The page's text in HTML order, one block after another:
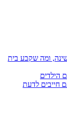
ומה שקבע בית
הילדים
חייבים לדעת